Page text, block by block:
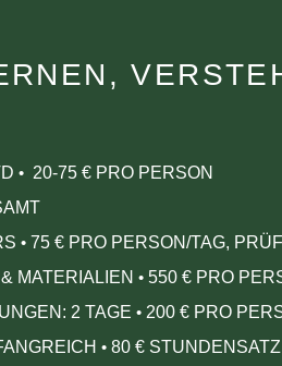
• 20-75 € PRO PERSON
• 75 € PRO PERSON/TAG,
MATERIALIEN•550 € PRO
2 TAGE• 200 € PRO
•80€